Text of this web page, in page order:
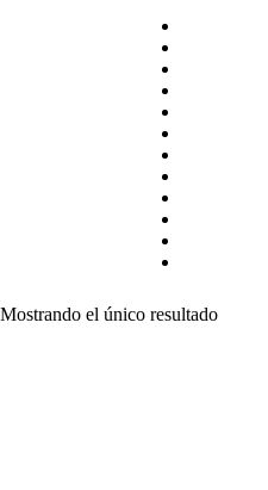
Mostrando el único resultado